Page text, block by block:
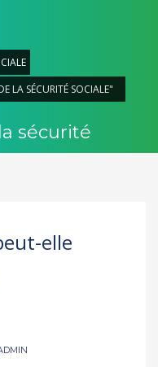
LA SÉCURITÉ SOCIALE"
sécurité
elle